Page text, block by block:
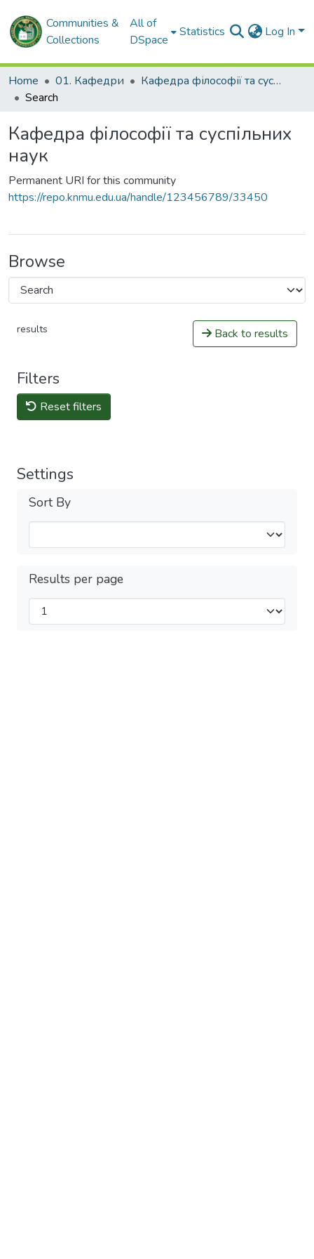
Communities &
Collections
All of
DSpace
Statistics Log In
Home 01. Кафедри
Кафедра філософії та суспільних наук
Search
Кафедра філософії та суспільних
наук
Permanent URI for this community
https://repo.knmu.edu.ua/handle/123456789/33450
Browse
results Back to results
Filters
Reset filters
Settings
Sort By
Results per page